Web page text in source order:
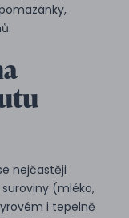
nejčastěji
(mléko,
i tepelně